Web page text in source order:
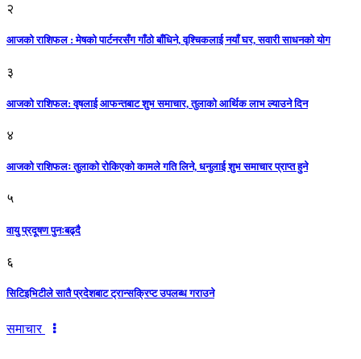
२
आजको राशिफल : मेषको पार्टनरसँग गाँठो बाँधिने, वृश्चिकलाई नयाँ घर, सवारी साधनकाे याेग
३
आजकाे राशिफल: वृषलाई आफन्तबाट शुभ समाचार, तुलाकाे आर्थिक लाभ ल्याउने दिन
४
आजको राशिफलः तुलाकाे रोकिएको कामले गति लिने, धनुलाई शुभ समाचार प्राप्त हुने
५
वायु प्रदूषण पुनःबढ्दै
६
सिटिइभिटीले सातै प्रदेशबाट ट्रान्सक्रिप्ट उपलब्ध गराउने
समाचार